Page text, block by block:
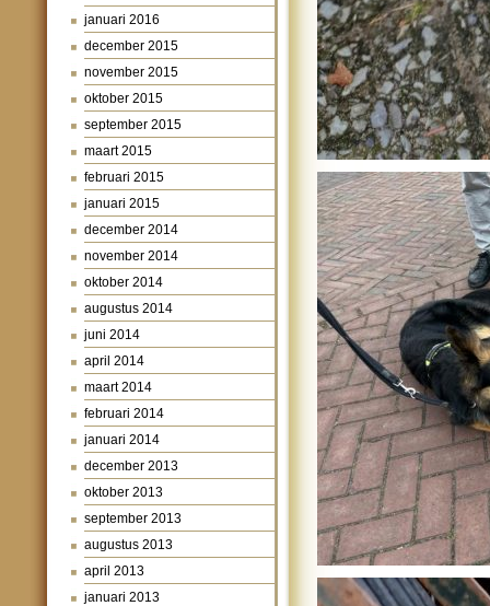
januari 2016
december 2015
november 2015
oktober 2015
september 2015
maart 2015
februari 2015
januari 2015
december 2014
november 2014
oktober 2014
augustus 2014
juni 2014
april 2014
maart 2014
februari 2014
januari 2014
december 2013
oktober 2013
september 2013
augustus 2013
april 2013
januari 2013